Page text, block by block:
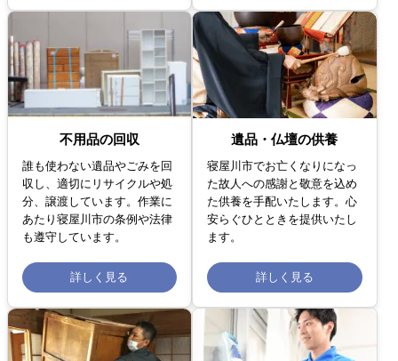
不用品の回収
誰も使わない遺品やごみを回
収し、適切にリサイクルや処
分、譲渡しています。作業に
あたり寝屋川市の条例や法律
も遵守しています。
詳しく見る
遺品・仏壇の供養
寝屋川市でお亡くなりになっ
た故人への感謝と敬意を込め
た供養を手配いたします。心
安らぐひとときを提供いたし
ます。
詳しく見る